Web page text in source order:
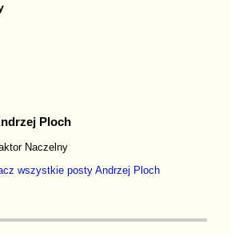
Ploch
Naczelny
wszystkie postyAndrzej Ploch